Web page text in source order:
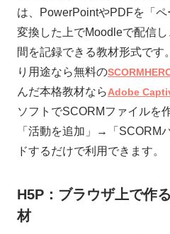
は、PowerPointやPDFを「
変換した上でMoodleで配信
間を記録できる教材形式です
り用途なら無料の
んだ本格教材ならAdobe
ソフトでSCORMファイルを
「活動を追加」→「SCORM
ドするだけで利用できます。
H5P：ブラウザ上で作
材